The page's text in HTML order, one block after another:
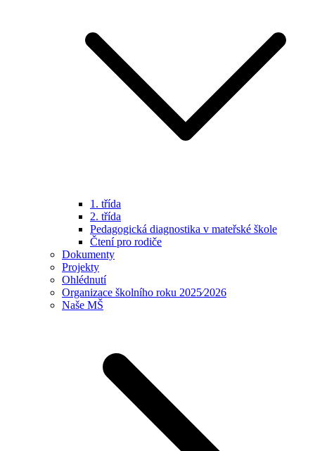
1. třída
2. třída
Pedagogická diagnostika v mateřské škole
Čtení pro rodiče
Dokumenty
Projekty
Ohlédnutí
Organizace školního roku 2025⁄2026
Naše MŠ